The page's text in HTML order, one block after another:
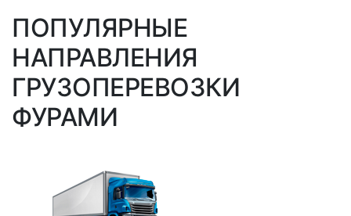
ПОПУЛЯРНЫЕ
НАПРАВЛЕНИЯ
ГРУЗОПЕРЕВОЗКИ
ФУРАМИ